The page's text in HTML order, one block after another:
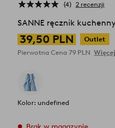
4 2 recenzji
SANNE ręcznik
39,50 PLN
Outlet
Pierwotna Cena79 PLN
Kolor: undefined